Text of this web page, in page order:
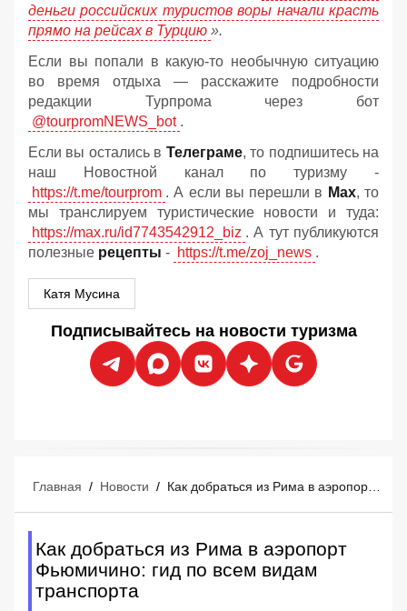
деньги российских туристов воры начали красть
прямо на рейсах в Турцию ».
Если вы попали в какую-то необычную ситуацию
во время отдыха — расскажите подробности
редакции Турпрома через бот
@tourpromNEWS_bot .
Если вы остались в Телеграме, то подпишитесь на
наш Новостной канал по туризму -
https://t.me/tourprom . А если вы перешли в Мах, то
мы транслируем туристические новости и туда:
https://max.ru/id7743542912_biz . А тут публикуются
полезные рецепты - https://t.me/zoj_news .
Катя Мусина
Подписывайтесь на новости туризма
Главная / Новости /
Как добраться из Рима в аэропорт
Фьюмичино: гид по всем видам
транспорта